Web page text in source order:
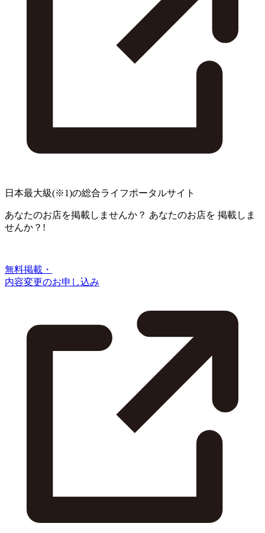
日本最大級(※1)の総合ライフポータルサイト
あなたのお店を掲載しませんか？ あなたのお店を 掲載しま
せんか？!
無料掲載・
内容変更のお申し込み